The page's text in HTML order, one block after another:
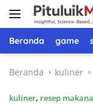
Langsung
Beranda game
Beranda kuliner
kuliner, resep